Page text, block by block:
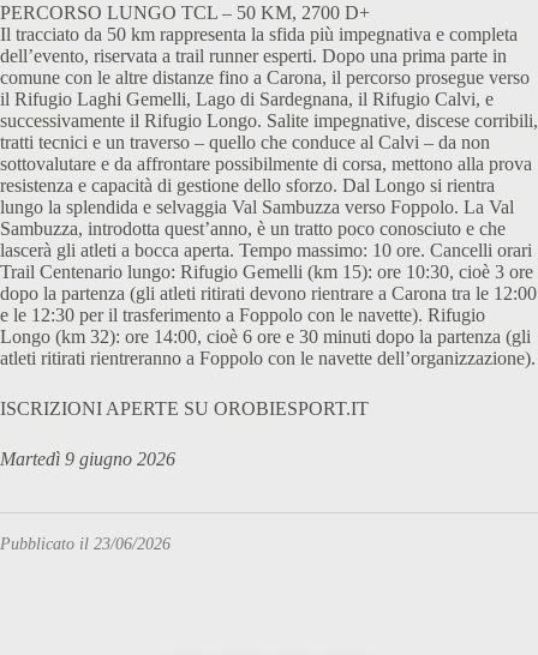
PERCORSO LUNGO TCL – 50 KM, 2700 D+
Il tracciato da 50 km rappresenta la sfida più impegnativa e completa
dell’evento, riservata a trail runner esperti. Dopo una prima parte in
comune con le altre distanze fino a Carona, il percorso prosegue verso
il Rifugio Laghi Gemelli, Lago di Sardegnana, il Rifugio Calvi, e
successivamente il Rifugio Longo. Salite impegnative, discese corribili,
tratti tecnici e un traverso – quello che conduce al Calvi – da non
sottovalutare e da affrontare possibilmente di corsa, mettono alla prova
resistenza e capacità di gestione dello sforzo. Dal Longo si rientra
lungo la splendida e selvaggia Val Sambuzza verso Foppolo. La Val
Sambuzza, introdotta quest’anno, è un tratto poco conosciuto e che
lascerà gli atleti a bocca aperta. Tempo massimo: 10 ore. Cancelli orari
Trail Centenario lungo: Rifugio Gemelli (km 15): ore 10:30, cioè 3 ore
dopo la partenza (gli atleti ritirati devono rientrare a Carona tra le 12:00
e le 12:30 per il trasferimento a Foppolo con le navette). Rifugio
Longo (km 32): ore 14:00, cioè 6 ore e 30 minuti dopo la partenza (gli
atleti ritirati rientreranno a Foppolo con le navette dell’organizzazione).
ISCRIZIONI APERTE SU OROBIESPORT.IT
Martedì 9 giugno 2026
Pubblicato il 23/06/2026